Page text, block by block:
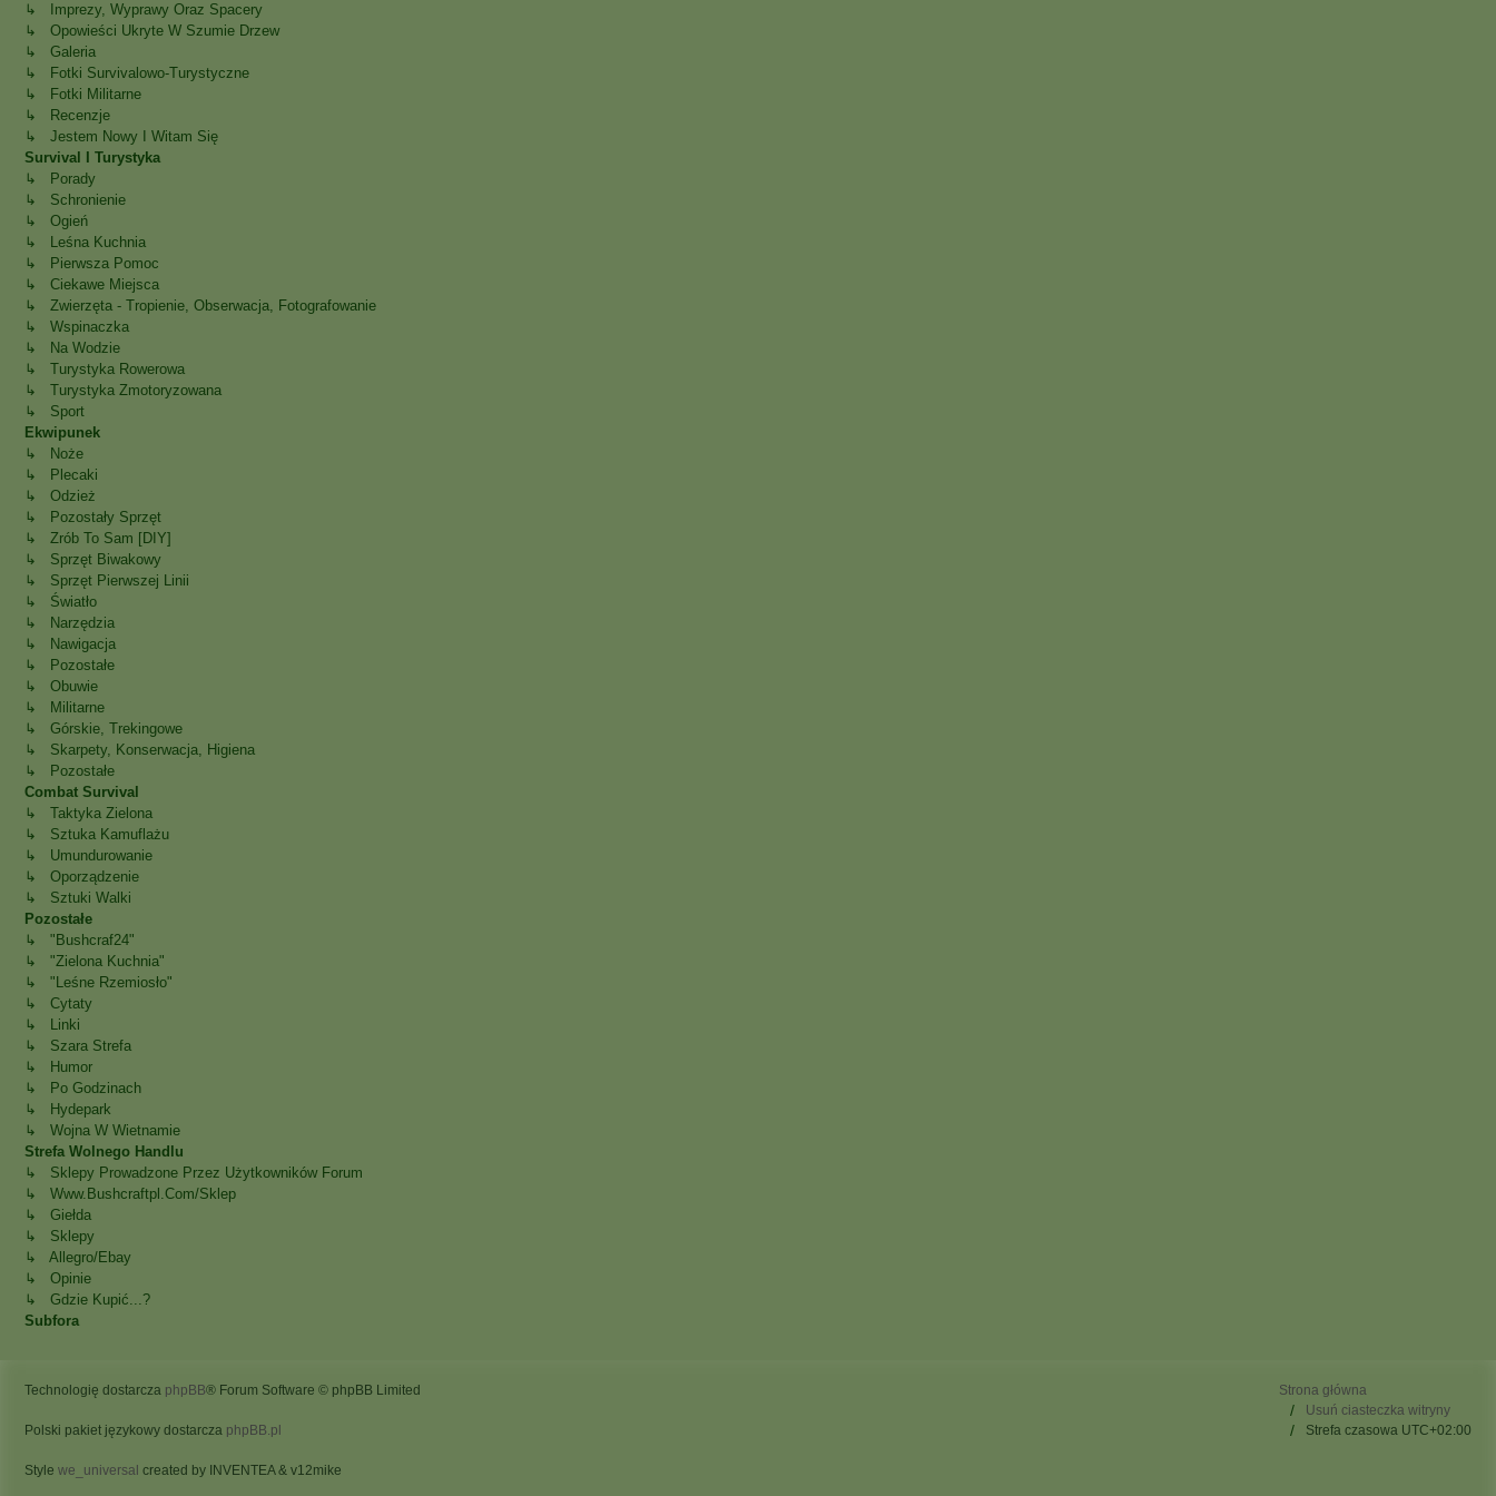
↳ Imprezy, Wyprawy Oraz Spacery
↳ Opowieści Ukryte W Szumie Drzew
↳ Galeria
↳ Fotki Survivalowo-Turystyczne
↳ Fotki Militarne
↳ Recenzje
↳ Jestem Nowy I Witam Się
Survival I Turystyka
↳ Porady
↳ Schronienie
↳ Ogień
↳ Leśna Kuchnia
↳ Pierwsza Pomoc
↳ Ciekawe Miejsca
↳ Zwierzęta - Tropienie, Obserwacja, Fotografowanie
↳ Wspinaczka
↳ Na Wodzie
↳ Turystyka Rowerowa
↳ Turystyka Zmotoryzowana
↳ Sport
Ekwipunek
↳ Noże
↳ Plecaki
↳ Odzież
↳ Pozostały Sprzęt
↳ Zrób To Sam [DIY]
↳ Sprzęt Biwakowy
↳ Sprzęt Pierwszej Linii
↳ Światło
↳ Narzędzia
↳ Nawigacja
↳ Pozostałe
↳ Obuwie
↳ Militarne
↳ Górskie, Trekingowe
↳ Skarpety, Konserwacja, Higiena
↳ Pozostałe
Combat Survival
↳ Taktyka Zielona
↳ Sztuka Kamuflażu
↳ Umundurowanie
↳ Oporządzenie
↳ Sztuki Walki
Pozostałe
↳ "Bushcraf24"
↳ "Zielona Kuchnia"
↳ "Leśne Rzemiosło"
↳ Cytaty
↳ Linki
↳ Szara Strefa
↳ Humor
↳ Po Godzinach
↳ Hydepark
↳ Wojna W Wietnamie
Strefa Wolnego Handlu
↳ Sklepy Prowadzone Przez Użytkowników Forum
↳ Www.bushcraftpl.com/sklep
↳ Giełda
↳ Sklepy
↳ Allegro/Ebay
↳ Opinie
↳ Gdzie Kupić...?
Subfora
Strona główna
Usuń ciasteczka witryny
Strefa czasowa UTC+02:00
Technologię dostarcza phpBB® Forum Software © phpBB Limited
Polski pakiet językowy dostarcza phpBB.pl
Style we_universal created by INVENTEA & v12mike